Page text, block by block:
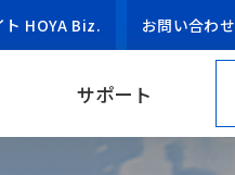
HOYA Biz. お問い合わせ
サポート